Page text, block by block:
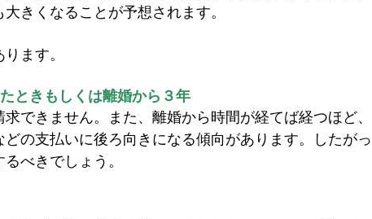
きくなることが予想されます。
ます。
ときもしくは離婚から３年
できません。また、離婚から時間が経てば経つほど、
の支払いに後ろ向きになる傾向があります。したがっ
べきでしょう。